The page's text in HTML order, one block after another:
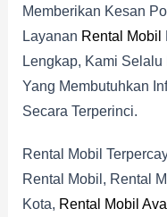
Memberikan Kesan
Layanan Rental Mobil
Lengkap, Kami
Yang Membutuhkan
Secara Terperinci.
Rental Mobil
Rental Mobil, Rental
Kota, Rental Mobil